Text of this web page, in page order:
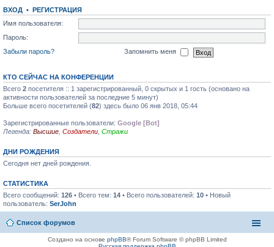
ВХОД • РЕГИСТРАЦИЯ
Имя пользователя:
Пароль:
Забыли пароль?
Запомнить меня
КТО СЕЙЧАС НА КОНФЕРЕНЦИИ
Всего 2 посетителя :: 1 зарегистрированный, 0 скрытых и 1 гость (основано на
активности пользователей за последние 5 минут)
Больше всего посетителей (82) здесь было 06 янв 2018, 05:44
Зарегистрированные пользователи: Google [Bot]
Легенда: Высшие Создатели Стражи
ДНИ РОЖДЕНИЯ
Сегодня нет дней рождения.
СТАТИСТИКА
Всего сообщений: 126 • Всего тем: 14 • Всего пользователей: 10 • Новый
пользователь: SerJohn
Список форумов
Создано на основе phpBB® Forum Software © phpBB Limited